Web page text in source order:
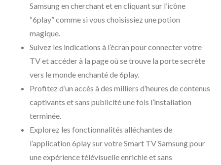
Samsung en cherchant et en cliquant sur l’icône
“6play” comme si vous choisissiez une potion
magique.
Suivez les indications à l’écran pour connecter votre
TV et accéder à la page où se trouve la porte secrète
vers le monde enchanté de 6play.
Profitez d’un accès à des milliers d’heures de contenus
captivants et sans publicité une fois l’installation
terminée.
Explorez les fonctionnalités alléchantes de
l’application 6play sur votre Smart TV Samsung pour
une expérience télévisuelle enrichie et sans